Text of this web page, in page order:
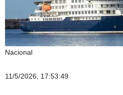
Nacional
11/5/2026, 17:53:49